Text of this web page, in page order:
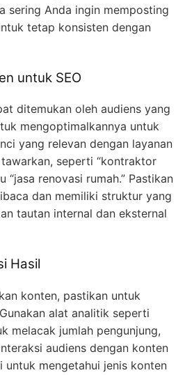
sering Anda ingin memposting
tetap konsisten dengan
untuk SEO
ditemukan oleh audiens yang
mengoptimalkannya untuk
yang relevan dengan layanan
seperti “kontraktor
“jasa renovasi rumah.” Pastikan
dan memiliki struktur yang
tautan internal dan eksternal
Hasil
konten, pastikan untuk
alat analitik seperti
melacak jumlah pengunjung,
audiens dengan konten
untuk mengetahui jenis konten